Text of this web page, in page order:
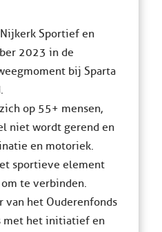
Sportief en
2023 in de
bij Sparta
op 55+ mensen,
niet wordt gerend en
en motoriek.
sportieve element
te verbinden.
van het Ouderenfonds
met het initiatief en